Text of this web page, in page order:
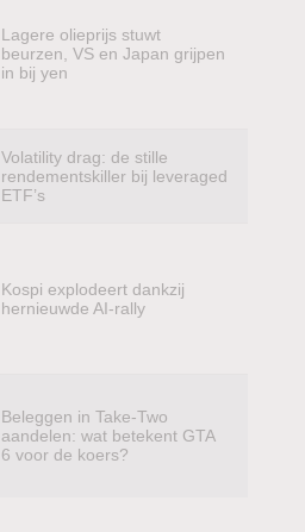
Lagere olieprijs stuwt
beurzen, VS en Japan grijpen
in bij yen
Volatility drag: de stille
rendementskiller bij leveraged
ETF’s
Kospi explodeert dankzij
hernieuwde AI-rally
Beleggen in Take-Two
aandelen: wat betekent GTA
6 voor de koers?